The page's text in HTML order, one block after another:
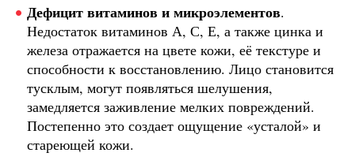
Дефицит витаминов и микроэлементов.
Недостаток витаминов А, С, Е, а также цинка и
железа отражается на цвете кожи, её текстуре и
способности к восстановлению. Лицо становится
тусклым, могут появляться шелушения,
замедляется заживление мелких повреждений.
Постепенно это создает ощущение «усталой» и
стареющей кожи.